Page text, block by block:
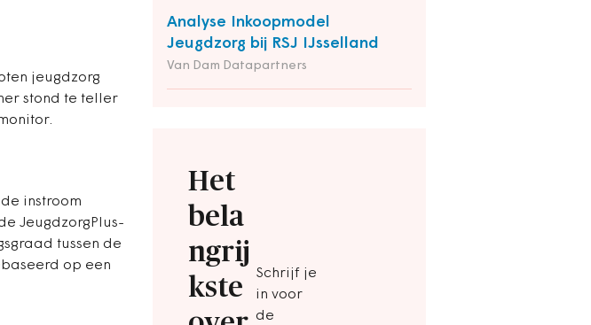
Analyse Inkoopmodel
Jeugdzorg bij RSJ IJsselland
Van Dam Datapartners
Het
bela
ngrij
kste
Schrijf je
in voor
de
jeugdzorg
stond te teller
instroom
JeugdzorgPlus-
tussen de
op een